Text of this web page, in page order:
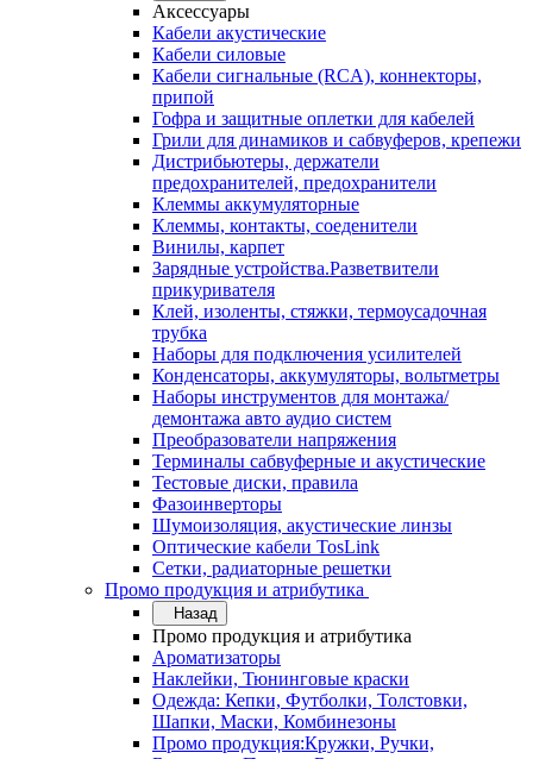
Аксессуары
Кабели акустические
Кабели силовые
Кабели сигнальные (RCA), коннекторы,
припой
Гофра и защитные оплетки для кабелей
Грили для динамиков и сабвуферов, крепежи
Дистрибьютеры, держатели
предохранителей, предохранители
Клеммы аккумуляторные
Клеммы, контакты, соеденители
Винилы, карпет
Зарядные устройства.Разветвители
прикуривателя
Клей, изоленты, стяжки, термоусадочная
трубка
Наборы для подключения усилителей
Конденсаторы, аккумуляторы, вольтметры
Наборы инструментов для монтажа/
демонтажа авто аудио систем
Преобразователи напряжения
Терминалы сабвуферные и акустические
Тестовые диски, правила
Фазоинверторы
Шумоизоляция, акустические линзы
Оптические кабели TosLink
Сетки, радиаторные решетки
Промо продукция и атрибутика
Назад
Промо продукция и атрибутика
Ароматизаторы
Наклейки, Тюнинговые краски
Одежда: Кепки, Футболки, Толстовки,
Шапки, Маски, Комбинезоны
Промо продукция:Кружки, Ручки,